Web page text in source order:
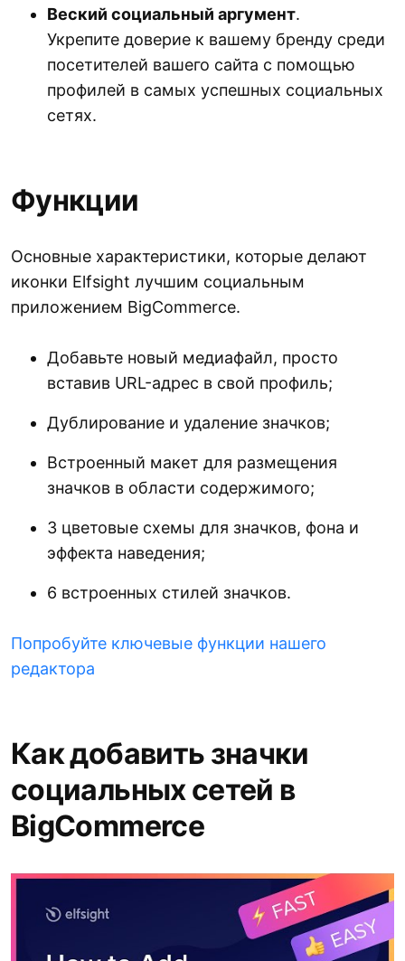
Веский социальный аргумент.
Укрепите доверие к вашему бренду среди
посетителей вашего сайта с помощью
профилей в самых успешных социальных
сетях.
Функции
Основные характеристики, которые делают
иконки Elfsight лучшим социальным
приложением BigCommerce.
Добавьте новый медиафайл, просто
вставив URL-адрес в свой профиль;
Дублирование и удаление значков;
Встроенный макет для размещения
значков в области содержимого;
3 цветовые схемы для значков, фона и
эффекта наведения;
6 встроенных стилей значков.
Попробуйте ключевые функции нашего
редактора
Как добавить значки
социальных сетей в
BigCommerce